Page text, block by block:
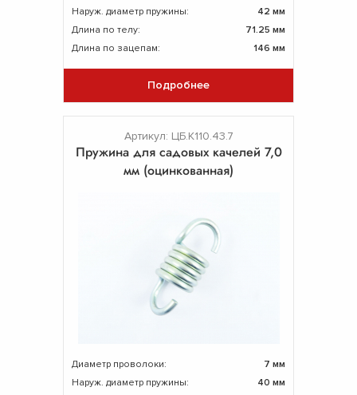
Наруж. диаметр пружины:
42 мм
Длина по телу:
71.25 мм
Длина по зацепам:
146 мм
Подробнее
Артикул: ЦБ.К110.43.7
Пружина для садовых качелей 7,0
мм (оцинкованная)
Диаметр проволоки:
7 мм
Наруж. диаметр пружины:
40 мм